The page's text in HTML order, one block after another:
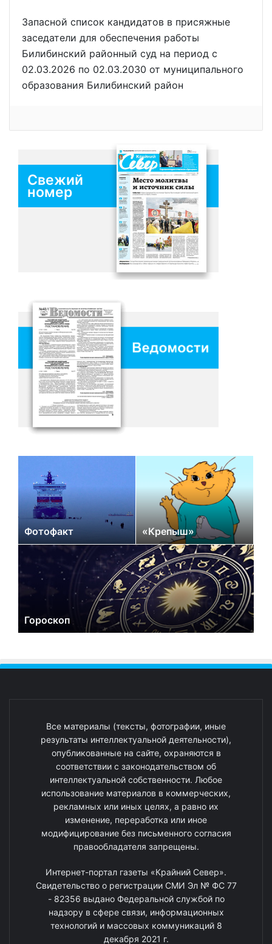
Запасной список кандидатов в присяжные
заседатели для обеспечения работы
Билибинский районный суд на период с
02.03.2026 по 02.03.2030 от муниципального
образования Билибинский район
Свежий
номер
Фотофакт «Крепыш»
Гороскоп
Все материалы (тексты, фотографии, иные
результаты интеллектуальной деятельности),
опубликованные на сайте, охраняются в
соответствии с законодательством об
интеллектуальной собственности. Любое
использование материалов в коммерческих,
рекламных или иных целях, а равно их
изменение, переработка или иное
модифицирование без письменного согласия
правообладателя запрещены.
Интернет-портал газеты «Крайний Север».
Свидетельство о регистрации СМИ Эл № ФС 77
- 82356 выдано Федеральной службой по
надзору в сфере связи, информационных
технологий и массовых коммуникаций 8
декабря 2021 г.